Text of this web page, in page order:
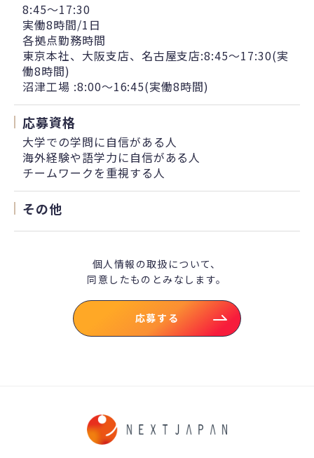
8:45～17:30
実働8時間/1日
各拠点勤務時間
東京本社、大阪支店、名古屋支店:8:45～17:30(実
働8時間)
沼津工場 :8:00～16:45(実働8時間)
応募資格
大学での学問に自信がある人
海外経験や語学力に自信がある人
チームワークを重視する人
その他
個人情報の取扱について、
同意したものとみなします。
応募する